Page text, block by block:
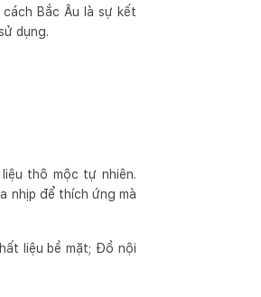
Bắc Âu là sự kết
dụng.
thô mộc tự nhiên.
nhịp để thích ứng mà
liệu bề mặt; Đồ nội